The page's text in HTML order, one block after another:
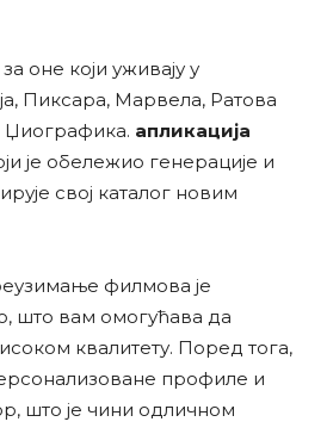
оне који уживају у
Пиксара, Марвела, Ратова
апликација
је обележио генерације и
свој каталог новим
филмова је
што вам омогућава да
квалитету. Поред тога,
профиле и
што је чини одличном